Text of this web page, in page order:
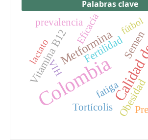
Palabras clave
Colombia
Metformina
Obesidad
Semen
Fertilidad
Vitamina B12
fatiga
Eficacia
Tortícolis
prevalencia
VIH
fútbol
lactato